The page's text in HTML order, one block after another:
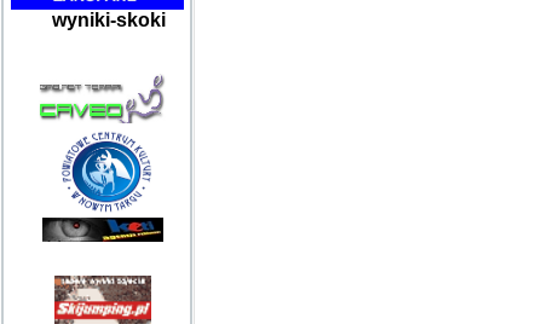
wyniki-skoki